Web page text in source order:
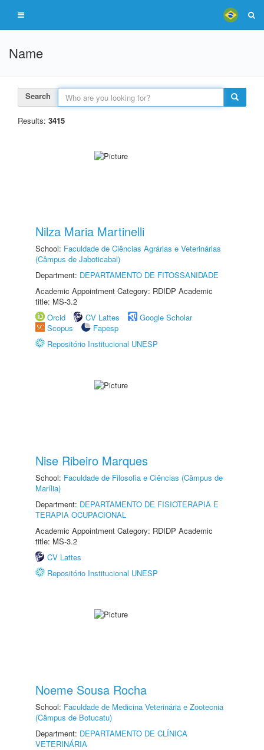
Name
Search
Results: 3415
Nilza Maria Martinelli
School: Faculdade de Ciências Agrárias e Veterinárias
(Câmpus de Jaboticabal)
Department: DEPARTAMENTO DE FITOSSANIDADE
Academic Appointment Category: RDIDP Academic
title: MS-3.2
Orcid
CV Lattes
Google Scholar
Scopus
Fapesp
Repositório Institucional UNESP
Nise Ribeiro Marques
School: Faculdade de Filosofia e Ciências (Câmpus de
Marília)
Department: DEPARTAMENTO DE FISIOTERAPIA E
TERAPIA OCUPACIONAL
Academic Appointment Category: RDIDP Academic
title: MS-3.2
CV Lattes
Repositório Institucional UNESP
Noeme Sousa Rocha
School: Faculdade de Medicina Veterinária e Zootecnia
(Câmpus de Botucatu)
Department: DEPARTAMENTO DE CLÍNICA
VETERINÁRIA